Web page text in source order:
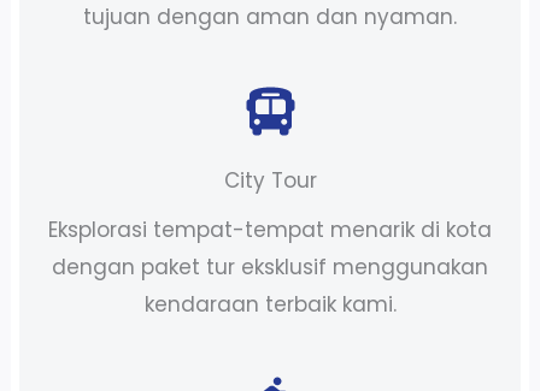
tujuan dengan aman dan nyaman.
City Tour
Eksplorasi tempat-tempat menarik di kota
dengan paket tur eksklusif menggunakan
kendaraan terbaik kami.